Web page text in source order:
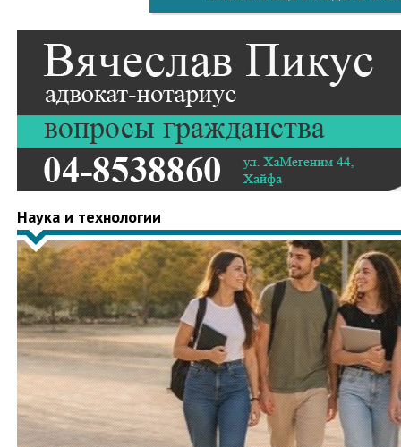
Наука и технологии